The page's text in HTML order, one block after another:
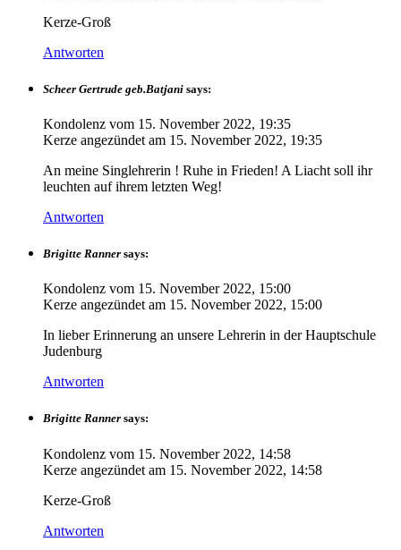
Kerze-Groß
Antworten
Scheer Gertrude geb.Batjani says:
Kondolenz vom 15. November 2022, 19:35
Kerze angezündet am 15. November 2022, 19:35
An meine Singlehrerin ! Ruhe in Frieden! A Liacht soll ihr
leuchten auf ihrem letzten Weg!
Antworten
Brigitte Ranner says:
Kondolenz vom 15. November 2022, 15:00
Kerze angezündet am 15. November 2022, 15:00
In lieber Erinnerung an unsere Lehrerin in der Hauptschule
Judenburg
Antworten
Brigitte Ranner says:
Kondolenz vom 15. November 2022, 14:58
Kerze angezündet am 15. November 2022, 14:58
Kerze-Groß
Antworten